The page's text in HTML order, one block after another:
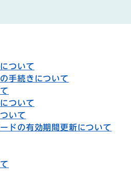
ついて
手続きについて
ついて
いて
ドの有効期間更新について